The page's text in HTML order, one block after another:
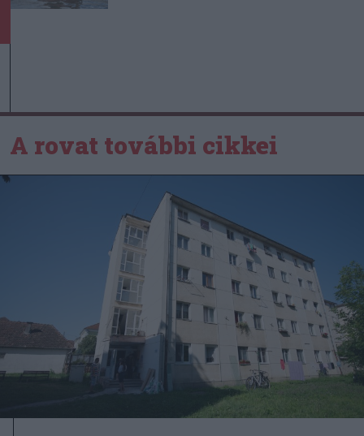
A rovat további cikkei